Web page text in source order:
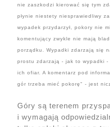
nie zaszkodzi kierować się tym
płynie niestety niesprawiedliwy
wypadek przydarzył, pokory nie
komentujący zwykle nie mają
porządku. Wypadki zdarzają się
prostu zdarzają - jak to wypadki
ich ofiar. A komentarz pod
gór trzeba mieć pokorę" - jest
Góry są terenem
i wymagają